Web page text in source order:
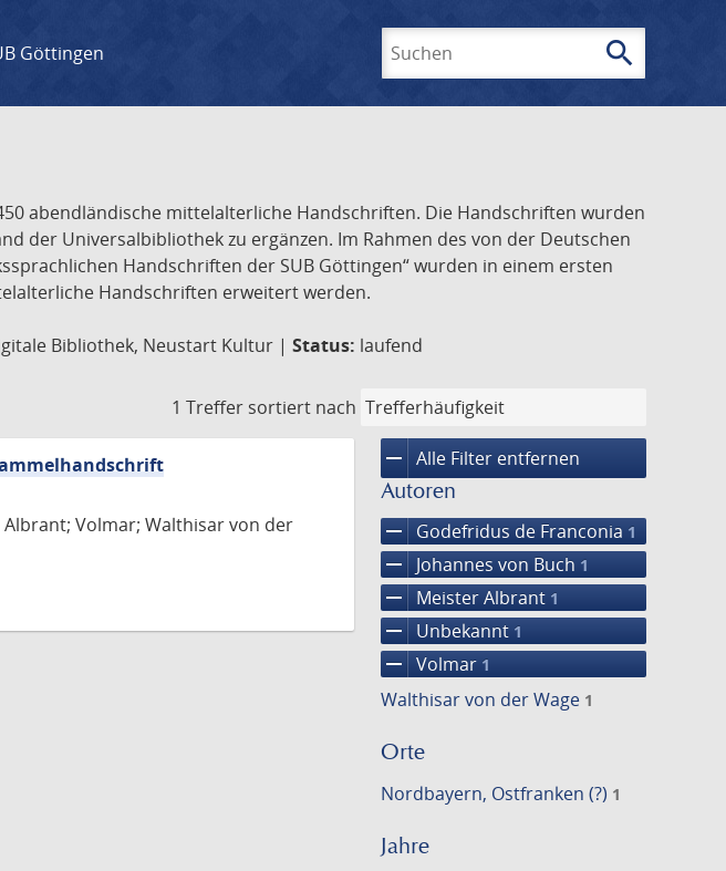
Göttingen search
abendländische mittelalterliche Handschriften. Die Handschriften wurden
der Universalbibliothek zu ergänzen. Im Rahmen des von der Deutschen
Handschriften der SUB Göttingen“ wurden in einem ersten
Handschriften erweitert werden.
Bibliothek, Neustart Kultur | Status: laufend
1 Treffer sortiert nach
remove Alle Filter entfernen
Autoren
remove Godefridus de Franconia 1
remove Johannes von Buch 1
remove Meister Albrant 1
remove Unbekannt 1
remove Volmar 1
Walthisar von der Wage 1
Orte
Nordbayern, Ostfranken (?) 1
Jahre
Volmar; Walthisar von der